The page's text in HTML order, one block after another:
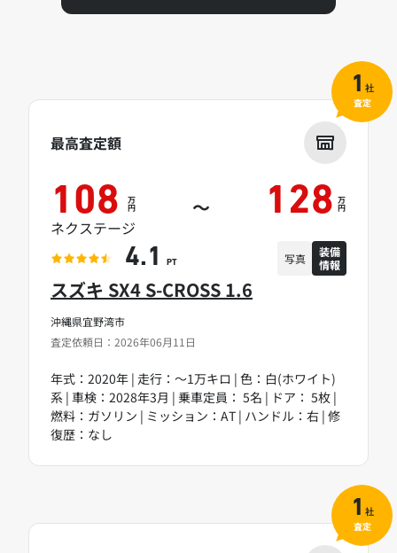
沖縄県宜野湾市
査定依頼日：2026年06月11日
スズキ SX4 S-CROSS 1.6
年式：2020年 | 走行：～1万キロ | 色：白(ホワイト)
系 | 車検：2028年3月 | 乗車定員： 5名 | ドア： 5枚 |
燃料：ガソリン | ミッション：AT | ハンドル：右 | 修
復歴：なし
最高査定額
108 万
円 ～ 128 万
円
ネクステージ
4.1 PT 写真
装備
情報
1 社
査定
1 社
査定